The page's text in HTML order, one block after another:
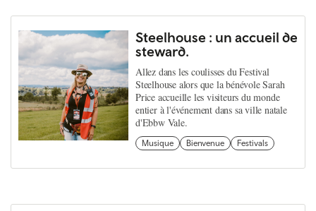
Steelhouse : un accueil de
steward.
Allez dans les coulisses du Festival
Steelhouse alors que la bénévole Sarah
Price accueille les visiteurs du monde
entier à l'événement dans sa ville natale
d'Ebbw Vale.
Musique Bienvenue Festivals